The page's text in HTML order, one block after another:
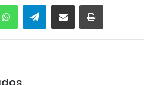
WhatsAppTelegramEnviar vía email Imprimir